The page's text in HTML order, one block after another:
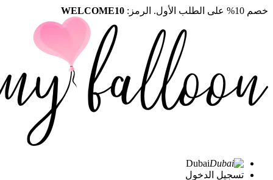
خصم 10% على الطلب الأول. الرمز: WELCOME10
Dubai
تسجيل الدخول